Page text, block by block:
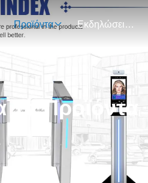
Προϊόντα Εκδηλώσεις
Τα Προϊόντα